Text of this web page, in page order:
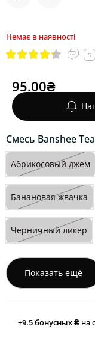
Немає в наявності
5
95.00₴
Смесь Banshee
Абрикосовый джем
Банановая жвачка
Черничный ликер
Показать ещё
+9.5бонусных ₴ на